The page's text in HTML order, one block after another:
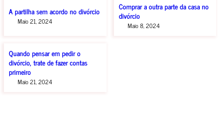
A partilha sem acordo no divórcio
Maio 21, 2024
Comprar a outra parte da casa no
divórcio
Maio 8, 2024
Quando pensar em pedir o
divórcio, trate de fazer contas
primeiro
Maio 21, 2024